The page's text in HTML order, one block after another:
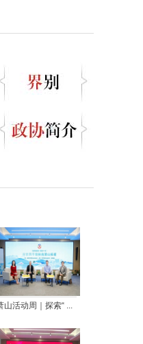
山活动周｜探索“ ...